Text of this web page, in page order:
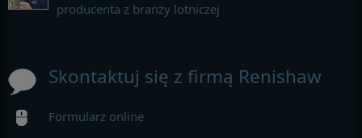
producenta z branży lotniczej
Skontaktuj się z firmą Renishaw
Formularz online